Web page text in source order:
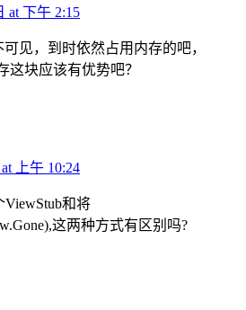
at 下午 2:15
见，到时依然占用内存的吧，
这块应该有优势吧？
上午 10:24
和将
这两种方式有区别吗?